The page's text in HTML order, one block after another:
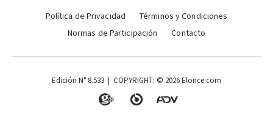
Política de Privacidad
Términos y Condiciones
Normas de Participación
Contacto
Edición N° 8.533 | COPYRIGHT: © 2026 Elonce.com